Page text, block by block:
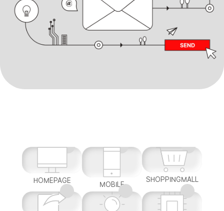
HOMEPAGE MOBILE
SHOPPINGMALL